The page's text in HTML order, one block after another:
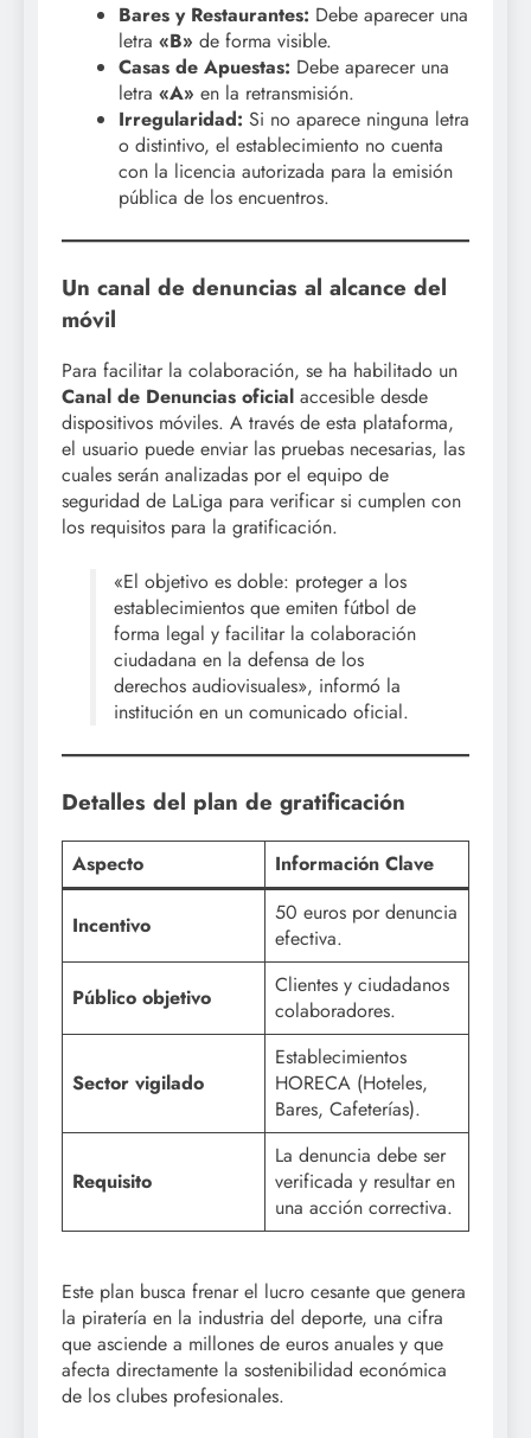
Bares y Restaurantes: Debe aparecer una
letra «B» de forma visible.
Casas de Apuestas: Debe aparecer una
letra «A» en la retransmisión.
Irregularidad: Si no aparece ninguna letra
o distintivo, el establecimiento no cuenta
con la licencia autorizada para la emisión
pública de los encuentros.
Un canal de denuncias al alcance del
móvil
Para facilitar la colaboración, se ha habilitado un
Canal de Denuncias oficial accesible desde
dispositivos móviles. A través de esta plataforma,
el usuario puede enviar las pruebas necesarias, las
cuales serán analizadas por el equipo de
seguridad de LaLiga para verificar si cumplen con
los requisitos para la gratificación.
«El objetivo es doble: proteger a los
establecimientos que emiten fútbol de
forma legal y facilitar la colaboración
ciudadana en la defensa de los
derechos audiovisuales», informó la
institución en un comunicado oficial.
Detalles del plan de gratificación
Aspecto Información Clave
Incentivo
50 euros por denuncia
efectiva.
Público objetivo
Clientes y ciudadanos
colaboradores.
Sector vigilado
Establecimientos
HORECA (Hoteles,
Bares, Cafeterías).
Requisito
La denuncia debe ser
verificada y resultar en
una acción correctiva.
Este plan busca frenar el lucro cesante que genera
la piratería en la industria del deporte, una cifra
que asciende a millones de euros anuales y que
afecta directamente la sostenibilidad económica
de los clubes profesionales.